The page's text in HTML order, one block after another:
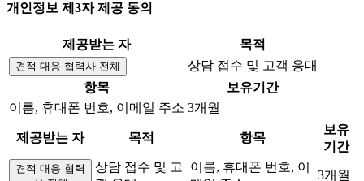
개인정보 제3자 제공 동의
제공받는 자 목적
견적 대응 협력사 전체
상담 접수 및 고객 응대
항목
보유기간
이름, 휴대폰 번호, 이메일 주소 3개월
제공받는 자 목적 항목
보유
기간
견적 대응 협력
상담 접수 및 고
이름, 휴대폰 번호, 이
3개월